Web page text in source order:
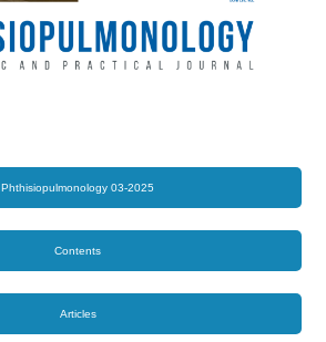
Phthisiopulmonology 03-2025
Contents
Articles